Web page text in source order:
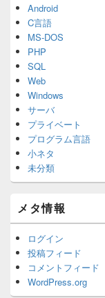
Android
C言語
MS-DOS
PHP
SQL
Web
Windows
サーバ
プライベート
プログラム言語
小ネタ
未分類
メタ情報
ログイン
投稿フィード
コメントフィード
WordPress.org